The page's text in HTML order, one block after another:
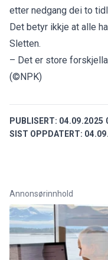
etter nedgang dei to
Det betyr ikkje at alle
Sletten.
– Det er store
(©NPK)
PUBLISERT: 04.09.2025
SIST OPPDATERT:
Annonsørinnhold